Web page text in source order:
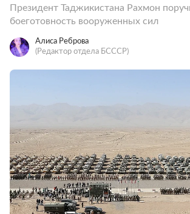
Президент Таджикистана Рахмон
боеготовность вооруженных сил
Алиса Реброва
(Редактор отдела БСССР)